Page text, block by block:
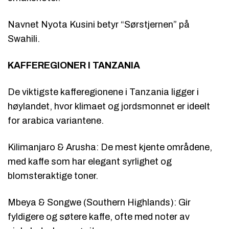
Navnet Nyota Kusini betyr “Sørstjernen” på
Swahili.
KAFFEREGIONER I TANZANIA
De viktigste kafferegionene i Tanzania ligger i
høylandet, hvor klimaet og jordsmonnet er ideelt
for arabica variantene.
Kilimanjaro & Arusha: De mest kjente områdene,
med kaffe som har elegant syrlighet og
blomsteraktige toner.
Mbeya & Songwe (Southern Highlands): Gir
fyldigere og søtere kaffe, ofte med noter av